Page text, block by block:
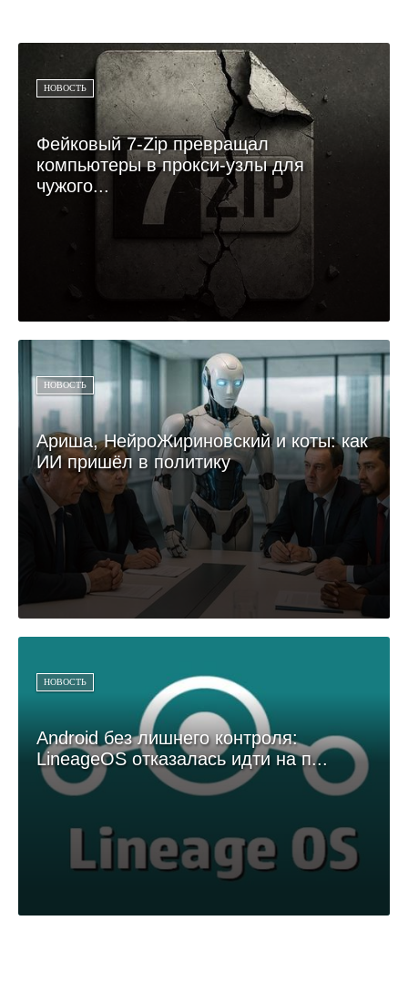
НОВОСТЬ
Фейковый 7-Zip превращал
компьютеры в прокси-узлы для
чужого...
НОВОСТЬ
Ариша, НейроЖириновский и коты: как
ИИ пришёл в политику
НОВОСТЬ
Android без лишнего контроля:
LineageOS отказалась идти на п...